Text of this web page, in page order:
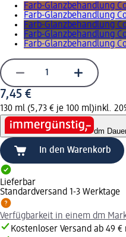
Farb-Glanzbehandlung
Farb-Glanzbehandlung
Farb-Glanzbehandlung
Farb-Glanzbehandlung
Farb-Glanzbehandlung
7,45 €
130 ml (5,73 € je 100 ml)inkl.
dm
In den Warenkorb
Lieferbar
Standardversand 1-3 Werktage
Verfügbarkeit in einem dm
Kostenloser Versand ab 49